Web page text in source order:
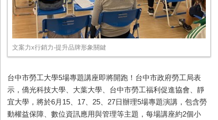
文案力x行銷力-提升品牌形象關鍵
台中市勞工大學5場專題講座即將開跑！台中市政府勞工局表
示，僑光科技大學、大葉大學、台中市勞工福利促進協會、靜
宜大學，將於6月15、17、25、27日辦理5場專題演講，包含勞
動權益保障、數位資訊應用與管理等主題，每場講座約2個小